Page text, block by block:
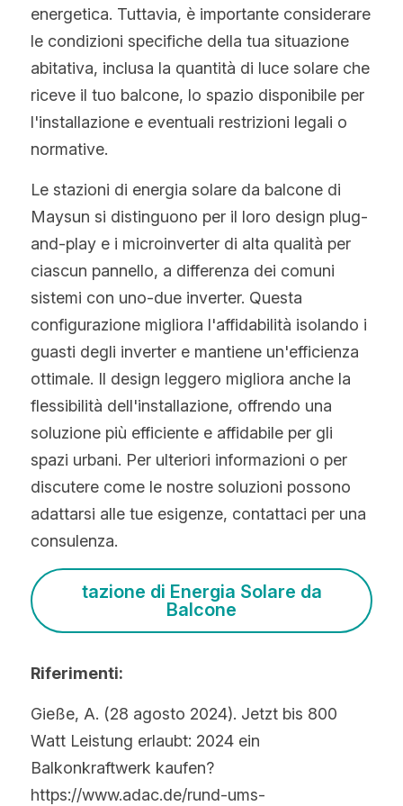
energetica. Tuttavia, è importante considerare
le condizioni specifiche della tua situazione
abitativa, inclusa la quantità di luce solare che
riceve il tuo balcone, lo spazio disponibile per
l'installazione e eventuali restrizioni legali o
normative.
Le stazioni di energia solare da balcone di
Maysun si distinguono per il loro design plug-
and-play e i microinverter di alta qualità per
ciascun pannello, a differenza dei comuni
sistemi con uno-due inverter. Questa
configurazione migliora l'affidabilità isolando i
guasti degli inverter e mantiene un'efficienza
ottimale. Il design leggero migliora anche la
flessibilità dell'installazione, offrendo una
soluzione più efficiente e affidabile per gli
spazi urbani. Per ulteriori informazioni o per
discutere come le nostre soluzioni possono
adattarsi alle tue esigenze, contattaci per una
consulenza.
tazione di Energia Solare da
Balcone
Riferimenti:
Gieße, A. (28 agosto 2024). Jetzt bis 800
Watt Leistung erlaubt: 2024 ein
Balkonkraftwerk kaufen?
https://www.adac.de/rund-ums-